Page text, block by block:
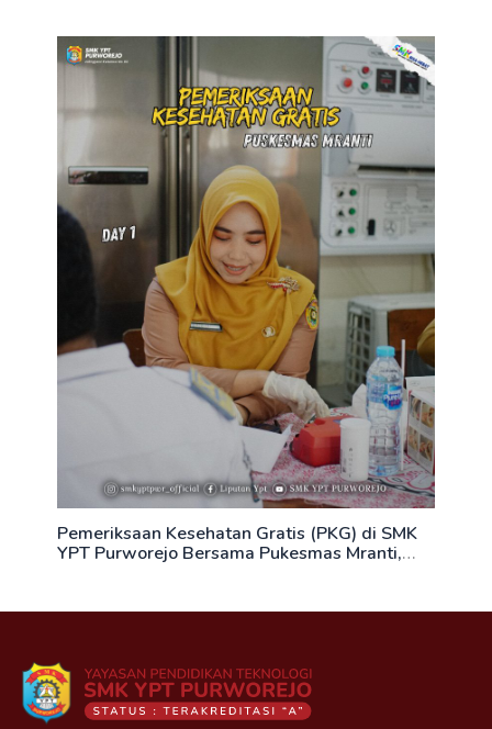
Pemeriksaan Kesehatan Gratis (PKG) di SMK
YPT Purworejo Bersama Pukesmas Mranti,